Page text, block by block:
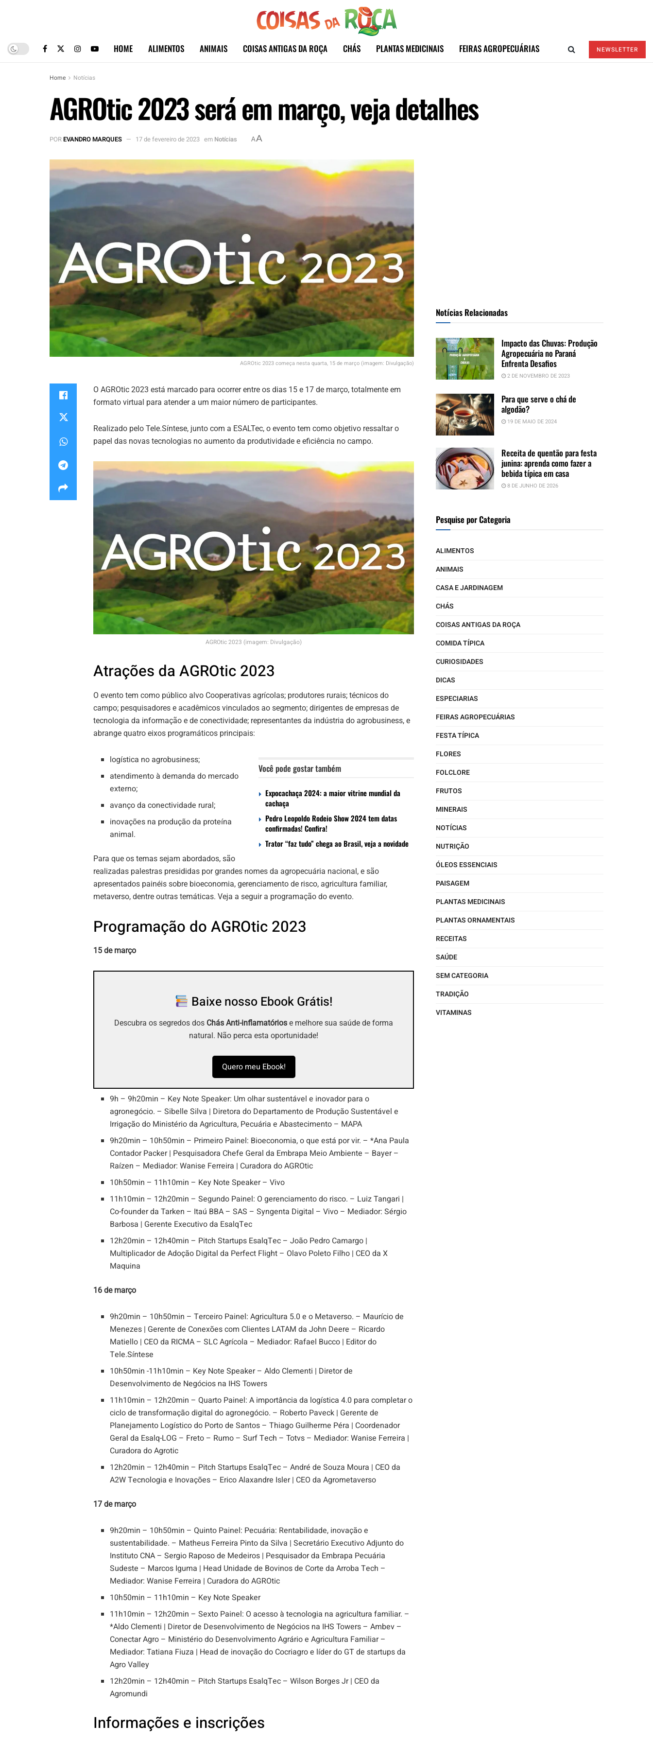
HOME ALIMENTOS ANIMAIS COISAS ANTIGAS DA ROÇA CHÁS PLANTAS MEDICINAIS FEIRAS AGROPECUÁRIAS NEWSLETTER
Home Notícias
AGROtic 2023 será em março, veja detalhes
POREVANDRO MARQUES 17 de fevereiro de 2023 em Notícias AA
AGROtic 2023 começa nesta quarta, 15 de março (imagem: Divulgação)
O AGROtic 2023 está marcado para ocorrer entre os dias 15 e 17 de março, totalmente em
formato virtual para atender a um maior número de participantes.
Realizado pelo Tele.Síntese, junto com a ESALTec, o evento tem como objetivo ressaltar o
papel das novas tecnologias no aumento da produtividade e eficiência no campo.
AGROtic 2023 (imagem: Divulgação)
Atrações da AGROtic 2023
O evento tem como público alvo Cooperativas agrícolas; produtores rurais; técnicos do
campo; pesquisadores e acadêmicos vinculados ao segmento; dirigentes de empresas de
tecnologia da informação e de conectividade; representantes da indústria do agrobusiness, e
abrange quatro eixos programáticos principais:
Você pode gostar também
Expocachaça 2024: a maior vitrine mundial da
cachaça
Pedro Leopoldo Rodeio Show 2024 tem datas
confirmadas! Confira!
Trator “faz tudo” chega ao Brasil, veja a novidade
logística no agrobusiness;
atendimento à demanda do mercado
externo;
avanço da conectividade rural;
inovações na produção da proteína
animal.
Para que os temas sejam abordados, são
realizadas palestras presididas por grandes nomes da agropecuária nacional, e são
apresentados painéis sobre bioeconomia, gerenciamento de risco, agricultura familiar,
metaverso, dentre outras temáticas. Veja a seguir a programação do evento.
Programação do AGROtic 2023
15 de março
Baixe nosso Ebook Grátis!
Descubra os segredos dos Chás Anti-inflamatórios e melhore sua saúde de forma
natural. Não perca esta oportunidade!
Quero meu Ebook!
9h – 9h20min – Key Note Speaker: Um olhar sustentável e inovador para o
agronegócio. – Sibelle Silva | Diretora do Departamento de Produção Sustentável e
Irrigação do Ministério da Agricultura, Pecuária e Abastecimento – MAPA
9h20min – 10h50min – Primeiro Painel: Bioeconomia, o que está por vir. – *Ana Paula
Contador Packer | Pesquisadora Chefe Geral da Embrapa Meio Ambiente – Bayer –
Raízen – Mediador: Wanise Ferreira | Curadora do AGROtic
10h50min – 11h10min – Key Note Speaker – Vivo
11h10min – 12h20min – Segundo Painel: O gerenciamento do risco. – Luiz Tangari |
Co-founder da Tarken – Itaú BBA – SAS – Syngenta Digital – Vivo – Mediador: Sérgio
Barbosa | Gerente Executivo da EsalqTec
12h20min – 12h40min – Pitch Startups EsalqTec – João Pedro Camargo |
Multiplicador de Adoção Digital da Perfect Flight – Olavo Poleto Filho | CEO da X
Maquina
16 de março
9h20min – 10h50min – Terceiro Painel: Agricultura 5.0 e o Metaverso. – Maurício de
Menezes | Gerente de Conexões com Clientes LATAM da John Deere – Ricardo
Matiello | CEO da RICMA – SLC Agrícola – Mediador: Rafael Bucco | Editor do
Tele.Síntese
10h50min -11h10min – Key Note Speaker – Aldo Clementi | Diretor de
Desenvolvimento de Negócios na IHS Towers
11h10min – 12h20min – Quarto Painel: A importância da logística 4.0 para completar o
ciclo de transformação digital do agronegócio. – Roberto Paveck | Gerente de
Planejamento Logístico do Porto de Santos – Thiago Guilherme Péra | Coordenador
Geral da Esalq-LOG – Freto – Rumo – Surf Tech – Totvs – Mediador: Wanise Ferreira |
Curadora do Agrotic
12h20min – 12h40min – Pitch Startups EsalqTec – André de Souza Moura | CEO da
A2W Tecnologia e Inovações – Erico Alaxandre Isler | CEO da Agrometaverso
17 de março
9h20min – 10h50min – Quinto Painel: Pecuária: Rentabilidade, inovação e
sustentabilidade. – Matheus Ferreira Pinto da Silva | Secretário Executivo Adjunto do
Instituto CNA – Sergio Raposo de Medeiros | Pesquisador da Embrapa Pecuária
Sudeste – Marcos Iguma | Head Unidade de Bovinos de Corte da Arroba Tech –
Mediador: Wanise Ferreira | Curadora do AGROtic
10h50min – 11h10min – Key Note Speaker
11h10min – 12h20min – Sexto Painel: O acesso à tecnologia na agricultura familiar. –
*Aldo Clementi | Diretor de Desenvolvimento de Negócios na IHS Towers – Ambev –
Conectar Agro – Ministério do Desenvolvimento Agrário e Agricultura Familiar –
Mediador: Tatiana Fiuza | Head de inovação do Cocriagro e líder do GT de startups da
Agro Valley
12h20min – 12h40min – Pitch Startups EsalqTec – Wilson Borges Jr | CEO da
Agromundi
Informações e inscrições
Notícias Relacionadas
Impacto das Chuvas: Produção
Agropecuária no Paraná
Enfrenta Desafios
2 DE NOVEMBRO DE 2023
Para que serve o chá de
algodão?
19 DE MAIO DE 2024
Receita de quentão para festa
junina: aprenda como fazer a
bebida típica em casa
8 DE JUNHO DE 2026
Pesquise por Categoria
ALIMENTOS
ANIMAIS
CASA E JARDINAGEM
CHÁS
COISAS ANTIGAS DA ROÇA
COMIDA TÍPICA
CURIOSIDADES
DICAS
ESPECIARIAS
FEIRAS AGROPECUÁRIAS
FESTA TÍPICA
FLORES
FOLCLORE
FRUTOS
MINERAIS
NOTÍCIAS
NUTRIÇÃO
ÓLEOS ESSENCIAIS
PAISAGEM
PLANTAS MEDICINAIS
PLANTAS ORNAMENTAIS
RECEITAS
SAÚDE
SEM CATEGORIA
TRADIÇÃO
VITAMINAS